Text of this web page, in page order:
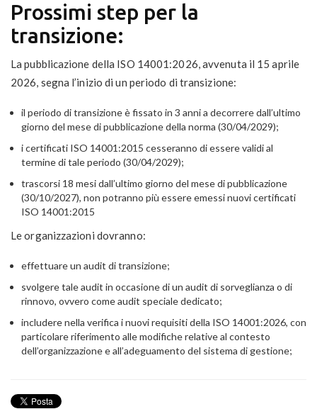
Prossimi step per la
transizione:
La pubblicazione della ISO 14001:2026, avvenuta il 15 aprile
2026, segna l’inizio di un periodo di transizione:
il periodo di transizione è fissato in 3 anni a decorrere dall’ultimo
giorno del mese di pubblicazione della norma (30/04/2029);
i certificati ISO 14001:2015 cesseranno di essere validi al
termine di tale periodo (30/04/2029);
trascorsi 18 mesi dall’ultimo giorno del mese di pubblicazione
(30/10/2027), non potranno più essere emessi nuovi certificati
ISO 14001:2015
Le organizzazioni dovranno:
effettuare un audit di transizione;
svolgere tale audit in occasione di un audit di sorveglianza o di
rinnovo, ovvero come audit speciale dedicato;
includere nella verifica i nuovi requisiti della ISO 14001:2026, con
particolare riferimento alle modifiche relative al contesto
dell’organizzazione e all’adeguamento del sistema di gestione;